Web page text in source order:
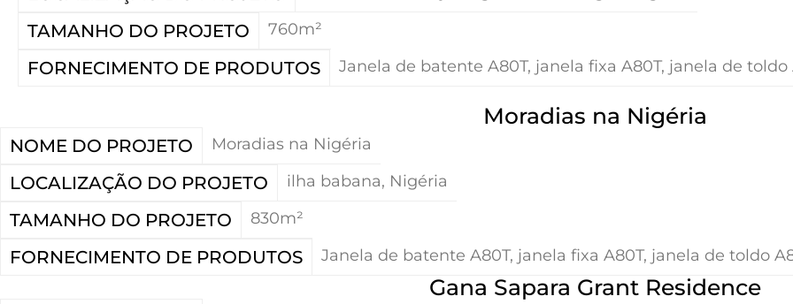
TAMANHO DO PROJETO 760m²
FORNECIMENTO DE PRODUTOS Janela de batente A80T, janela fixa A80T, janela de toldo
Moradias na Nigéria
NOME DO PROJETO Moradias na Nigéria
LOCALIZAÇÃO DO PROJETO ilha babana, Nigéria
TAMANHO DO PROJETO 830m²
FORNECIMENTO DE PRODUTOS Janela de batente A80T, janela fixa A80T, janela de toldo
Gana Sapara Grant Residence